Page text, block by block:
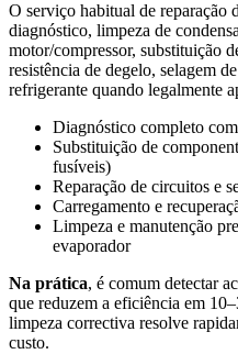
O serviço habitual de
diagnóstico, limpeza de
motor/compressor, substituição
resistência de degelo, selagem
refrigerante quando legalmente
Diagnóstico completo
Substituição de
fusíveis)
Reparação de circuitos e
Carregamento e
Limpeza e manutenção
evaporador
Na prática, é comum detectar
que reduzem a eficiência em
limpeza correctiva resolve
custo.